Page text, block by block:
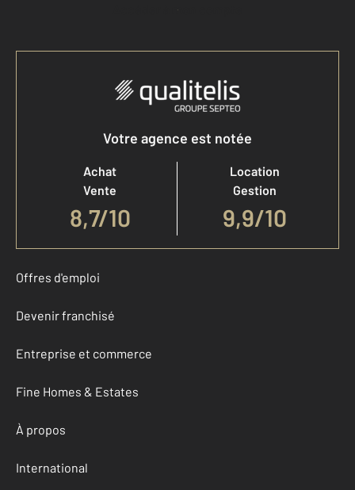
Accéder à mon compte
Votre agence est notée
Achat
Vente
8,7/10
Location
Gestion
9,9/10
Offres d'emploi
Devenir franchisé
Entreprise et commerce
Fine Homes & Estates
À propos
International